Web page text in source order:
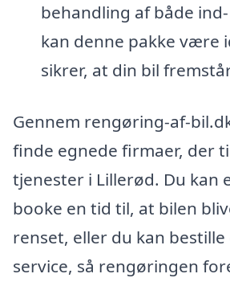
behandling af både
kan denne pakke være
sikrer, at din bil
Gennem rengøring-af-
finde egnede firmaer, der
tjenester i Lillerød. Du kan
booke en tid til, at bilen
renset, eller du kan
service, så rengøringen